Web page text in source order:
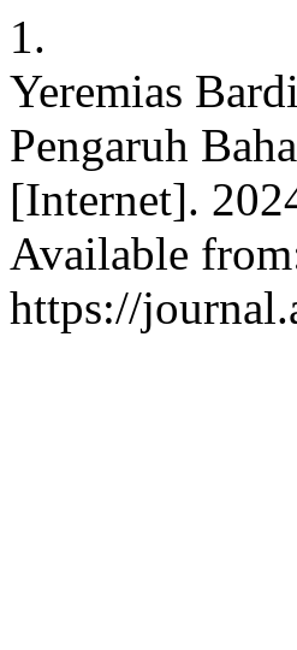
1.
Yeremias
Pengaruh
[Internet].
Available
https://